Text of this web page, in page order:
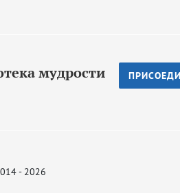
мудрости
- 2026